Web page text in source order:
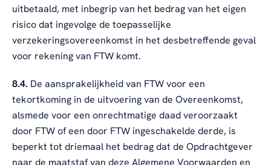
uitbetaald, met inbegrip van het bedrag van het eigen
risico dat ingevolge de toepasselijke
verzekeringsovereenkomst in het desbetreffende geval
voor rekening van FTW komt.
8.4. De aansprakelijkheid van FTW voor een
tekortkoming in de uitvoering van de Overeenkomst,
alsmede voor een onrechtmatige daad veroorzaakt
door FTW of een door FTW ingeschakelde derde, is
beperkt tot driemaal het bedrag dat de Opdrachtgever
naar de maatstaf van deze Algemene Voorwaarden en